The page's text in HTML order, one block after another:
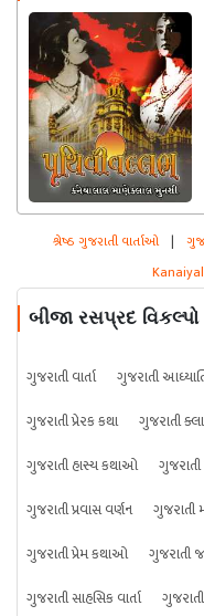
શ્રેષ્ઠ ગુજરાતી વાર્તાઓ |
બીજા રસપ્રદ વિકલ્પો
ગુજરાતી વાર્તા ગુજરાતી
ગુજરાતી પ્રેરક કથા
ગુજરાતી
ગુજરાતી હાસ્ય કથાઓ
ગુજરાતી પ્રવાસ વર્ણન
ગુજરાતી
ગુજરાતી પ્રેમ કથાઓ
ગુજરાતી
ગુજરાતી સાહસિક વાર્તા